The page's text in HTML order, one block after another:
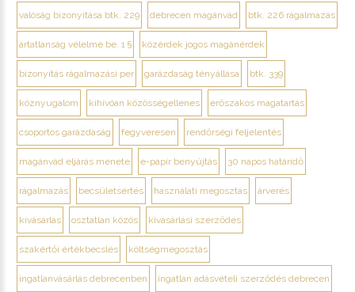
valóság bizonyítása btk. 229 debrecen magánvád btk. 226 rágalmazás
ártatlanság vélelme be. 1 § közérdek jogos magánérdek
bizonyítás rágalmazási per garázdaság tényállása btk. 339
köznyugalom kihívóan közösségellenes erőszakos magatartás
csoportos garázdaság fegyveresen rendőrségi feljelentés
magánvád eljárás menete e-papír benyújtás 30 napos határidő
rágalmazás becsületsértés használati megosztás árverés
kivásárlás osztatlan közös kivásárlási szerződés
szakértői értékbecslés költségmegosztás
ingatlanvásárlás debrecenben ingatlan adásvételi szerződés debrecen